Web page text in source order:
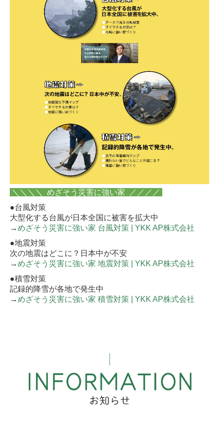
＼＼＼＼ めざそう災害に強い家 ／／／／
●台風対策
大型化する台風が日本全国に被害を拡大中
→めざそう災害に強い家 台風対策 | YKK AP株式会社
●地震対策
次の地震はどこに？日本中が不安
→めざそう災害に強い家 地震対策 | YKK AP株式会社
●積雪対策
記録的降雪が各地で発生中
→めざそう災害に強い家 積雪対策 | YKK AP株式会社